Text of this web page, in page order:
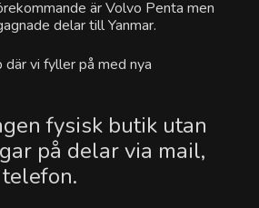
är Volvo Penta men
delar till Yanmar.
vi fyller på med nya
fysisk butik utan
på delar via mail,